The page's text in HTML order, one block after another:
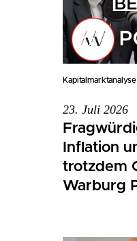
Kapitalmarktanalyse
23. Juli 2026
Inflation
trotzdem
Warburg